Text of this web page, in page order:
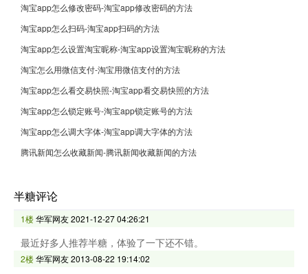
淘宝app怎么修改密码-淘宝app修改密码的方法
淘宝app怎么扫码-淘宝app扫码的方法
淘宝app怎么设置淘宝昵称-淘宝app设置淘宝昵称的方法
淘宝怎么用微信支付-淘宝用微信支付的方法
淘宝app怎么看交易快照-淘宝app看交易快照的方法
淘宝app怎么锁定账号-淘宝app锁定账号的方法
淘宝app怎么调大字体-淘宝app调大字体的方法
腾讯新闻怎么收藏新闻-腾讯新闻收藏新闻的方法
半糖评论
1楼华军网友2021-12-27 04:26:21
最近好多人推荐半糖，体验了一下还不错。
2楼华军网友2013-08-22 19:14:02